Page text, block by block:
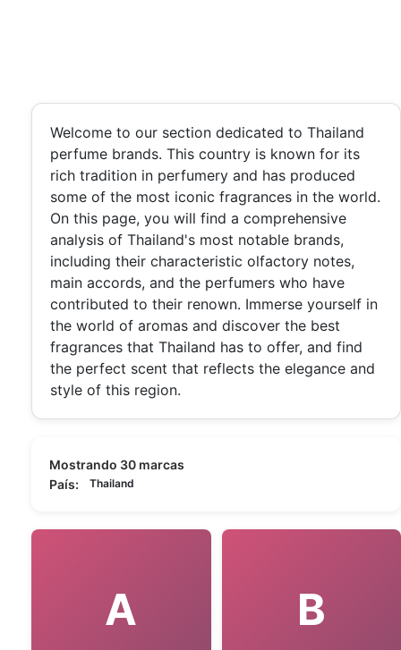
Welcome to our section dedicated to Thailand
perfume brands. This country is known for its
rich tradition in perfumery and has produced
some of the most iconic fragrances in the world.
On this page, you will find a comprehensive
analysis of Thailand's most notable brands,
including their characteristic olfactory notes,
main accords, and the perfumers who have
contributed to their renown. Immerse yourself in
the world of aromas and discover the best
fragrances that Thailand has to offer, and find
the perfect scent that reflects the elegance and
style of this region.
Mostrando 30 marcas
País:
Thailand
A B